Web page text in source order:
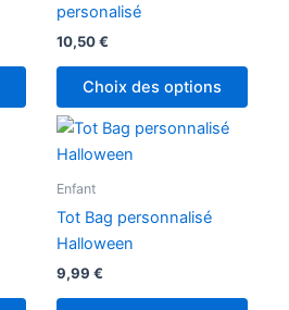
personalisé
10,50€
Choix des options
Enfant
Tot Bag personnalisé
Halloween
9,99 €